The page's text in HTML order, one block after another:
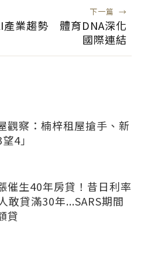
下一篇 →
產業趨勢 體育DNA深化
國際連結
觀察：楠梓租屋搶手、新
4」
催生40年房貸！昔日利率
敢貸滿30年...SARS期間
貸